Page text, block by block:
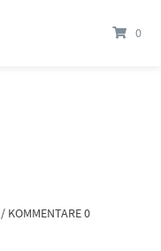
0
/ KOMMENTARE 0